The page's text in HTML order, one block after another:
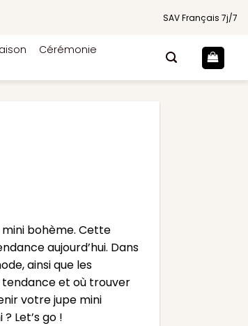
SAV Français 7j/7
Cérémonie
mini bohème. Cette
aujourd’hui. Dans
ainsi que les
et où trouver
votre jupe mini
Let’s go !